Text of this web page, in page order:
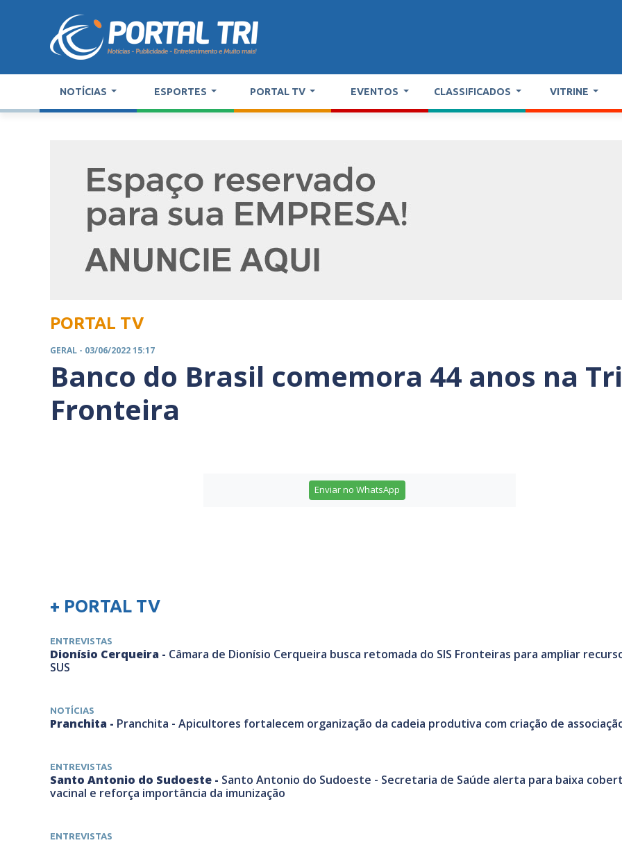
NOTÍCIAS ESPORTES PORTAL TV EVENTOS CLASSIFICADOS VITRINE
PORTAL TV
GERAL - 03/06/2022 15:17
Banco do Brasil comemora 44 anos na
Fronteira
Enviar no WhatsApp
+ PORTAL TV
ENTREVISTAS
Dionísio Cerqueira - Câmara de Dionísio Cerqueira busca retomada do SIS Fronteiras para ampliar
SUS
NOTÍCIAS
Pranchita - Pranchita - Apicultores fortalecem organização da cadeia produtiva com criação de
ENTREVISTAS
Santo Antonio do Sudoeste - Santo Antonio do Sudoeste - Secretaria de Saúde alerta para baixa
vacinal e reforça importância da imunização
ENTREVISTAS